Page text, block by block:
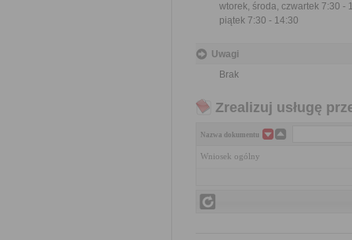
wtorek, środa, czwartek 7:30 -
piątek 7:30 - 14:30
Uwagi
Brak
Zrealizuj usługę
Nazwa dokumentu
Wniosek ogólny